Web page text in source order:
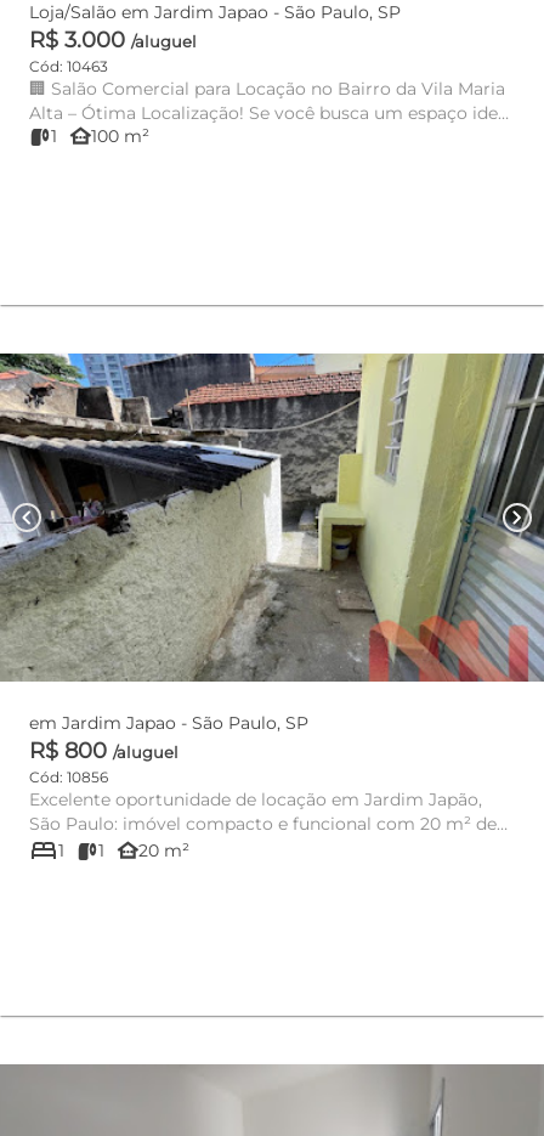
Loja/Salão em Jardim Japao - São Paulo, SP
R$ 3.000 /aluguel
Cód: 10463
🏢 Salão Comercial para Locação no Bairro da Vila Maria
Alta – Ótima Localização! Se você busca um espaço ideal
par...
1 other_houses100 m²
chevron_left chevron_right
em Jardim Japao - São Paulo, SP
R$ 800 /aluguel
Cód: 10856
Excelente oportunidade de locação em Jardim Japão,
São Paulo: imóvel compacto e funcional com 20 m² de
área útil, ideal...
bed1 1 other_houses20 m²